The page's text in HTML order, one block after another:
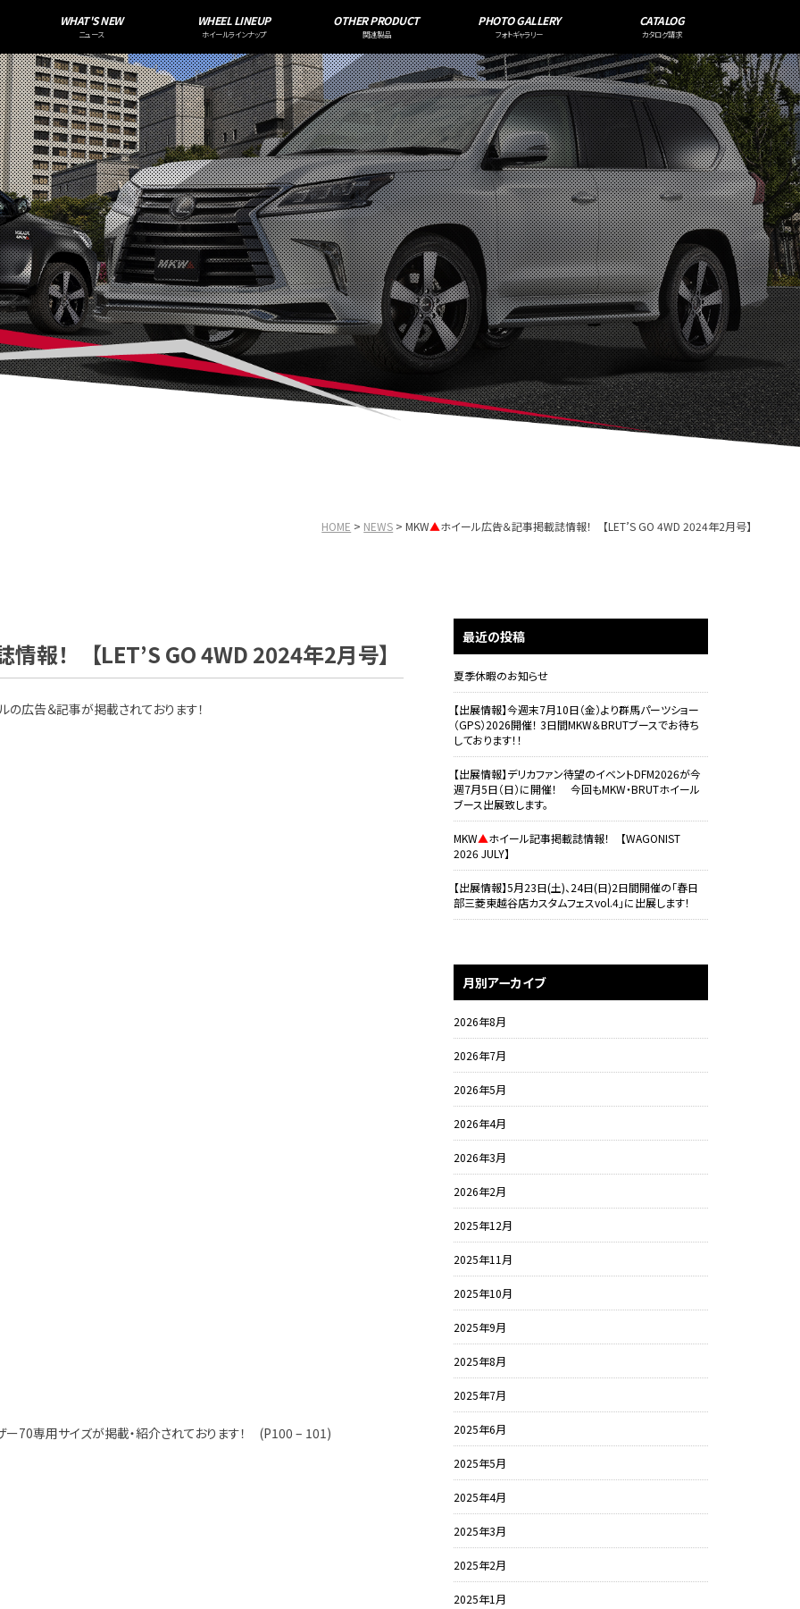
WHAT'S NEW
ニュース
WHEEL LINEUP
ホイールラインナップ
OTHER PRODUCT
関連製品
PHOTO GALLERY
フォトギャラリー
CATALOG
カタログ請求
HOME NEWS MKW▲ホイール広告＆記事掲載誌情報！ 【LET’S GO 4WD 2024年2月号】
報！ 【LET’S GO 4WD 2024年2月号】
の広告＆記事が掲載されております！
ー70専用サイズが掲載・紹介されております！ (P100 – 101)
最近の投稿
夏季休暇のお知らせ
【出展情報】今週末7月10日（金）より群馬パーツショー
（GPS）2026開催！ 3日間MKW＆BRUTブースでお待ち
しております！！
【出展情報】デリカファン待望のイベントDFM2026が今
週7月5日（日）に開催！ 今回もMKW・BRUTホイール
ブース出展致します。
MKW▲ホイール記事掲載誌情報！ 【WAGONIST
2026 JULY】
【出展情報】5月23日(土)、24日(日)2日間開催の「春日
部三菱東越谷店カスタムフェスvol.4」に出展します！
月別アーカイブ
2026年8月
2026年7月
2026年5月
2026年4月
2026年3月
2026年2月
2025年12月
2025年11月
2025年10月
2025年9月
2025年8月
2025年7月
2025年6月
2025年5月
2025年4月
2025年3月
2025年2月
2025年1月